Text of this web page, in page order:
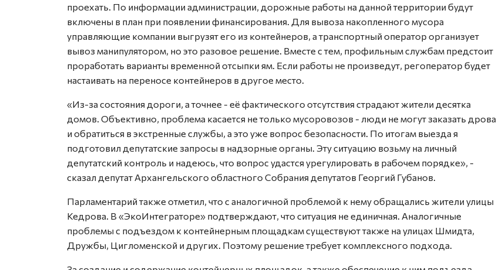
проехать. По информации администрации, дорожные работы на данной территории будут
включены в план при появлении финансирования. Для вывоза накопленного мусора
управляющие компании выгрузят его из контейнеров, а транспортный оператор организует
вывоз манипулятором, но это разовое решение. Вместе с тем, профильным службам предстоит
проработать варианты временной отсыпки ям. Если работы не произведут, регоператор будет
настаивать на переносе контейнеров в другое место.
«Из-за состояния дороги, а точнее - её фактического отсутствия страдают жители десятка
домов. Объективно, проблема касается не только мусоровозов - люди не могут заказать дрова
и обратиться в экстренные службы, а это уже вопрос безопасности. По итогам выезда я
подготовил депутатские запросы в надзорные органы. Эту ситуацию возьму на личный
депутатский контроль и надеюсь, что вопрос удастся урегулировать в рабочем порядке», -
сказал депутат Архангельского областного Собрания депутатов Георгий Губанов.
Парламентарий также отметил, что с аналогичной проблемой к нему обращались жители улицы
Кедрова. В «ЭкоИнтеграторе» подтверждают, что ситуация не единичная. Аналогичные
проблемы с подъездом к контейнерным площадкам существуют также на улицах Шмидта,
Дружбы, Цигломенской и других. Поэтому решение требует комплексного подхода.